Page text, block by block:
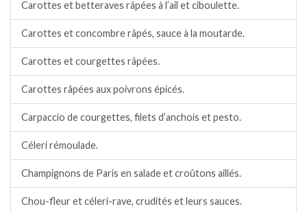
Carottes et betteraves râpées à l’ail et ciboulette.
Carottes et concombre râpés, sauce à la moutarde.
Carottes et courgettes râpées.
Carottes râpées aux poivrons épicés.
Carpaccio de courgettes, filets d’anchois et pesto.
Céleri rémoulade.
Champignons de Paris en salade et croûtons aillés.
Chou-fleur et céleri-rave, crudités et leurs sauces.